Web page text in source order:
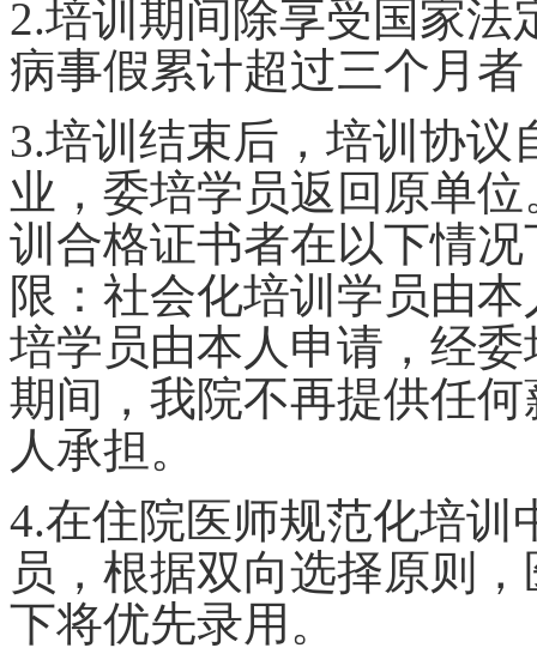
2.培训期间除享受国家
病事假累计超过三个月
3.培训结束后，培训协
业，委培学员返回原单
训合格证书者在以下情
限：社会化培训学员由
培学员由本人申请，经
期间，我院不再提供任
人承担。
4.在住院医师规范化培训
员，根据双向选择原则
下将优先录用。